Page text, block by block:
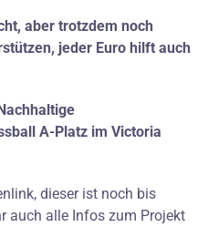
aber trotzdem noch
jeder Euro hilft auch
A-Platz im Victoria
dieser ist noch bis
auch alle Infos zum Projekt